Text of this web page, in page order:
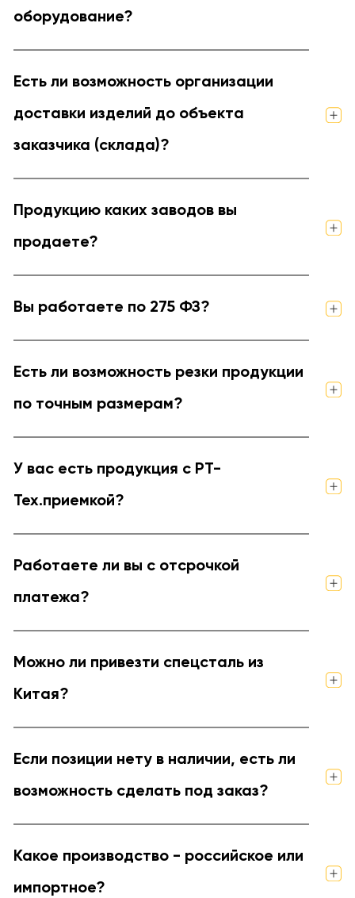
оборудование?
Есть ли возможность организации
доставки изделий до объекта
заказчика (склада)?
Продукцию каких заводов вы
продаете?
Вы работаете по 275 ФЗ?
Есть ли возможность резки продукции
по точным размерам?
У вас есть продукция с РТ-
Тех.приемкой?
Работаете ли вы с отсрочкой
платежа?
Можно ли привезти спецсталь из
Китая?
Если позиции нету в наличии, есть ли
возможность сделать под заказ?
Какое производство - российское или
импортное?